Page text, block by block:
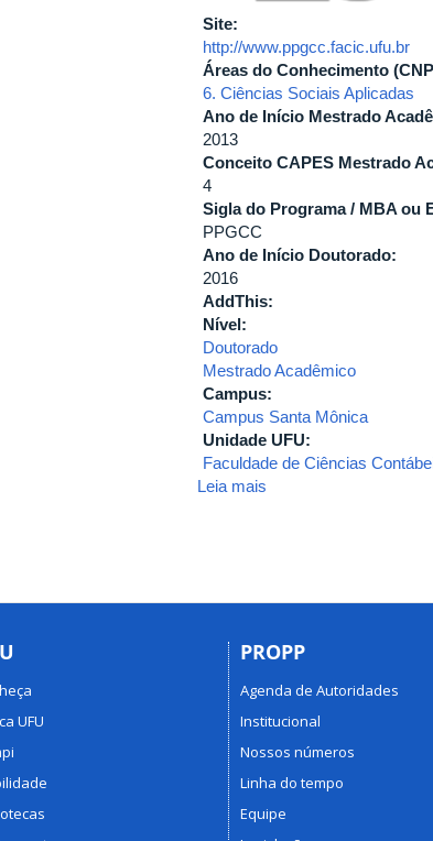
Site:
http://www.ppgcc.facic.ufu.br
Áreas do Conhecimento
6. Ciências Sociais Aplicadas
Ano de Início Mestrado
2013
Conceito CAPES Mestrado
4
Sigla do Programa / MBA ou
PPGCC
Ano de Início Doutorado:
2016
AddThis:
Nível:
Doutorado
Mestrado Acadêmico
Campus:
Campus Santa Mônica
Unidade UFU:
Faculdade de Ciências
Leia mais
UFU
PROPP
Agenda de Autoridades
Institucional
Nossos números
Linha do tempo
Equipe